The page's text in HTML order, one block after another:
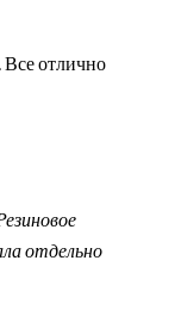
Все отлично
отдельно